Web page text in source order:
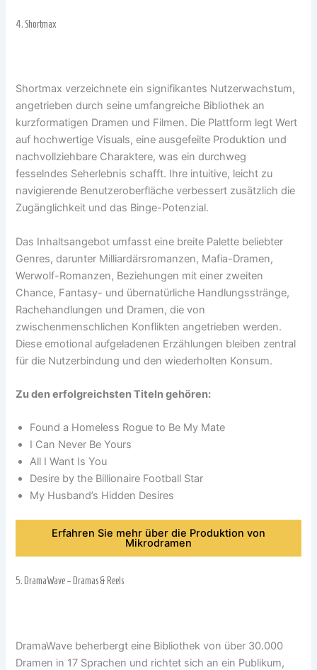
4. Shortmax
Shortmax verzeichnete ein signifikantes Nutzerwachstum,
angetrieben durch seine umfangreiche Bibliothek an
kurzformatigen Dramen und Filmen. Die Plattform legt Wert
auf hochwertige Visuals, eine ausgefeilte Produktion und
nachvollziehbare Charaktere, was ein durchweg
fesselndes Seherlebnis schafft. Ihre intuitive, leicht zu
navigierende Benutzeroberfläche verbessert zusätzlich die
Zugänglichkeit und das Binge-Potenzial.
Das Inhaltsangebot umfasst eine breite Palette beliebter
Genres, darunter Milliardärsromanzen, Mafia-Dramen,
Werwolf-Romanzen, Beziehungen mit einer zweiten
Chance, Fantasy- und übernatürliche Handlungsstränge,
Rachehandlungen und Dramen, die von
zwischenmenschlichen Konflikten angetrieben werden.
Diese emotional aufgeladenen Erzählungen bleiben zentral
für die Nutzerbindung und den wiederholten Konsum.
Zu den erfolgreichsten Titeln gehören:
Found a Homeless Rogue to Be My Mate
I Can Never Be Yours
All I Want Is You
Desire by the Billionaire Football Star
My Husband’s Hidden Desires
Erfahren Sie mehr über die Produktion von
Mikrodramen
5. DramaWave – Dramas & Reels
DramaWave beherbergt eine Bibliothek von über 30.000
Dramen in 17 Sprachen und richtet sich an ein Publikum,